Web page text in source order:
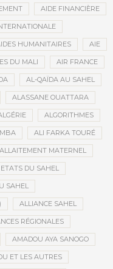
AIDE FINANCIÈRE
HUMANITAIRES AIE
DU MALI AIR FRANCE
AL-QAÏDA AU SAHEL
ALASSANE OUATTARA
ALGORITHMES
ALI FARKA TOURÉ
ALLAITEMENT MATERNEL
DU SAHEL
SAHEL
ALLIANCE SAHEL
RÉGIONALES
AMADOU AYA SANOGO
ET LES AUTRES